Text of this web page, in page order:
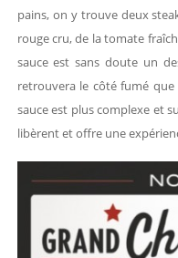
pains, on y trouve deux
rouge cru, de la tomate
sauce est sans doute un
retrouvera le côté fumé que
sauce est plus complexe et
libèrent et offre une